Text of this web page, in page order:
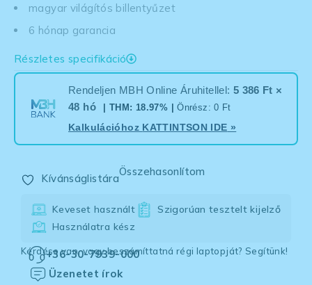
magyar világítós billentyűzet
6 hónap garancia
Részletes specifikáció
Rendeljen MBH Online Áruhitellel: 5 386 Ft ×
48 hó
| THM: 18.97% |Önrész: 0 Ft
Kalkulációhoz KATTINTSON IDE »
Kívánságlistára
Összehasonlítom
Keveset használt
Szigorúan tesztelt kijelző
Használatra kész
Kérdése van, vagy beszámíttatná régi laptopját? Segítünk!
+36-30-7939-000
Üzenetet írok